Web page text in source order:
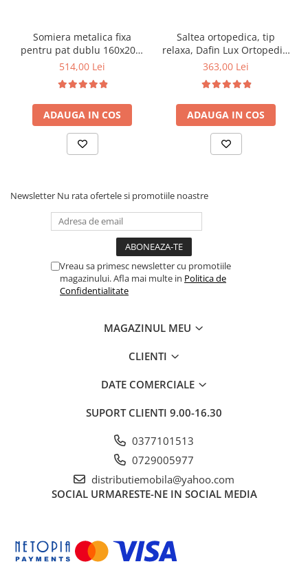
Somiera metalica fixa
pentru pat dublu 160x200,
6 picioare, 32 lamele lemn
saltea ferm, negru
514,00 Lei
ADAUGA IN COS
Saltea ortopedica, tip
relaxa, Dafin Lux Ortopedic,
90x200x21cm, fermitate
tip Bonell, fata vara-iarna,
sistem de aerisire cu
butoni, Salt Confort
363,00 Lei
ADAUGA IN COS
Newsletter Nu rata ofertele si promotiile noastre
Vreau sa primesc newsletter cu promotiile
magazinului. Afla mai multe in Politica de
Confidentialitate
MAGAZINUL MEU
CLIENTI
DATE COMERCIALE
SUPORT CLIENTI 9.00-16.30
0377101513
0729005977
distributiemobila@yahoo.com
SOCIAL URMARESTE-NE IN SOCIAL MEDIA